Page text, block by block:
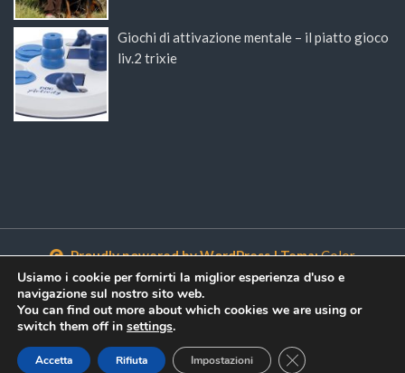
Giochi di attivazione mentale – il piatto gioco
liv.2 trixie
Proudly powered by WordPress|Tema:Color
NewsMagazine WordPress ThemediPostmagthemes
Usiamo i cookie per fornirti la miglior esperienza d'uso e
navigazione sul nostro sito web.
You can find out more about which cookies we are using or
switch them off in settings.
Accetta Rifiuta Impostazioni Close GDPR